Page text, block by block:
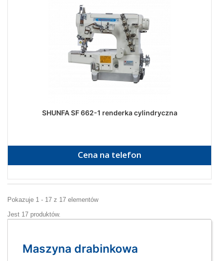
SHUNFA SF 662-1 renderka cylindryczna
Cena na telefon
Pokazuje 1 - 17 z 17 elementów
Jest 17 produktów.
Maszyna drabinkowa